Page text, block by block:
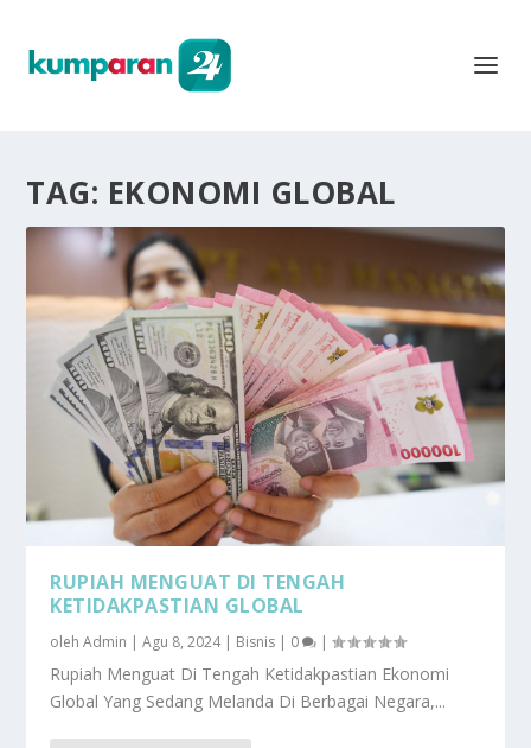
TAG: EKONOMI GLOBAL
RUPIAH MENGUAT DI TENGAH
KETIDAKPASTIAN GLOBAL
olehAdmin |Agu 8, 2024| Bisnis | 0 |
Rupiah Menguat Di Tengah Ketidakpastian Ekonomi
Global Yang Sedang Melanda Di Berbagai Negara,...